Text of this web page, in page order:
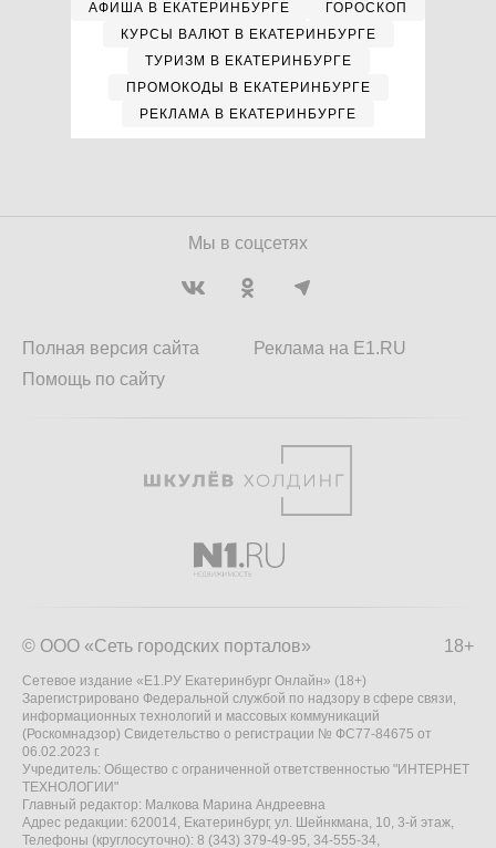
АФИША В ЕКАТЕРИНБУРГЕ
ГОРОСКОП
КУРСЫ ВАЛЮТ В ЕКАТЕРИНБУРГЕ
ТУРИЗМ В ЕКАТЕРИНБУРГЕ
ПРОМОКОДЫ В ЕКАТЕРИНБУРГЕ
РЕКЛАМА В ЕКАТЕРИНБУРГЕ
Мы в соцсетях
Полная версия сайта
Помощь по сайту
Реклама на E1.RU
18+
© ООО «Сеть городских порталов»
Сетевое издание «Е1.РУ Екатеринбург Онлайн» (18+)
Зарегистрировано Федеральной службой по надзору в сфере связи,
информационных технологий и массовых коммуникаций
(Роскомнадзор) Свидетельство о регистрации № ФС77-84675 от
06.02.2023 г.
Учредитель: Общество с ограниченной ответственностью "ИНТЕРНЕТ
ТЕХНОЛОГИИ"
Главный редактор: Малкова Марина Андреевна
Адрес редакции: 620014, Екатеринбург, ул. Шейнкмана, 10, 3-й этаж,
Телефоны (круглосуточно): 8 (343) 379-49-95, 34-555-34,